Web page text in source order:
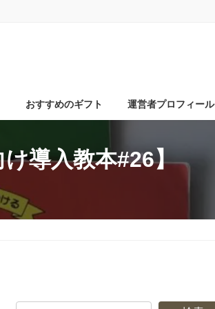
おすすめのギフト 運営者プロフィール
導入教本#26】